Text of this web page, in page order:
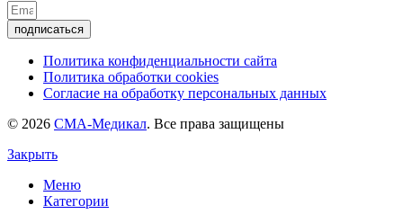
подписаться
Политика конфиденциальности сайта
Политика обработки cookies
Согласие на обработку персональных данных
© 2026 СМА-Медикал. Все права защищены
Закрыть
Меню
Категории